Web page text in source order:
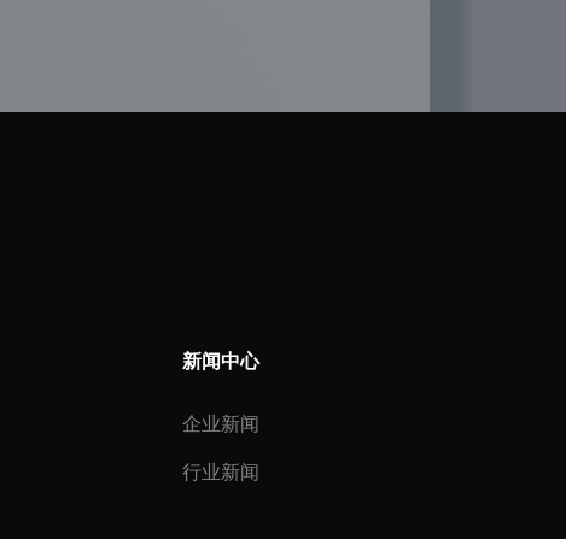
新闻中心
企业新闻
行业新闻